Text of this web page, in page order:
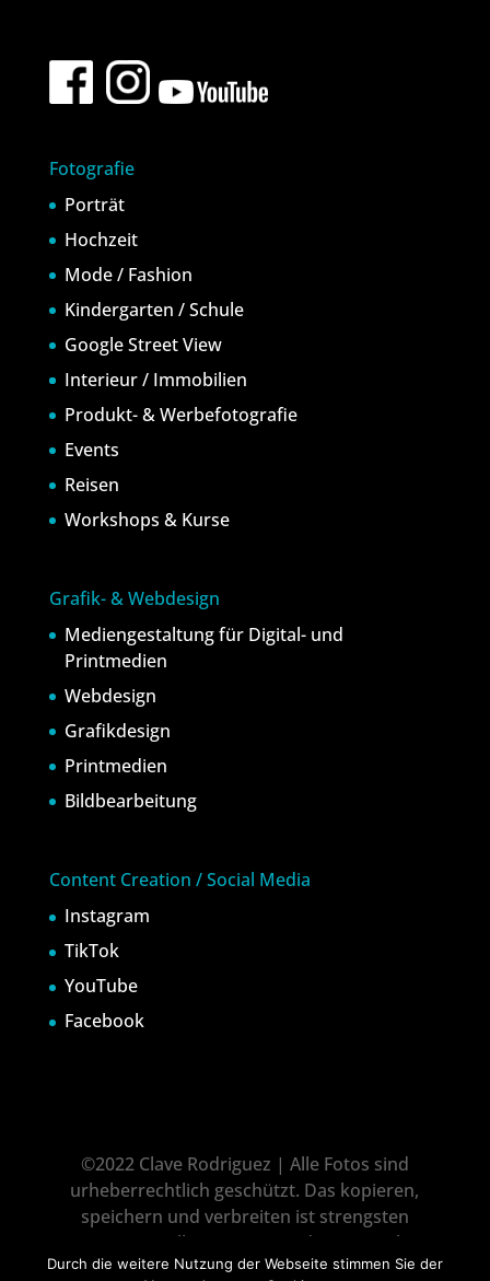
Fotografie
Porträt
Hochzeit
Mode / Fashion
Kindergarten / Schule
Google Street View
Interieur / Immobilien
Produkt- & Werbefotografie
Events
Reisen
Workshops & Kurse
Grafik- & Webdesign
Mediengestaltung für Digital- und
Printmedien
Webdesign
Grafikdesign
Printmedien
Bildbearbeitung
Content Creation / Social Media
Instagram
TikTok
YouTube
Facebook
©2022 Clave Rodriguez | Alle Fotos sind
urheberrechtlich geschützt. Das kopieren,
speichern und verbreiten ist strengsten
untersagt! All pictures is under copyright
protection! It is not allowed to download, copy
Durch die weitere Nutzung der Webseite stimmen Sie der